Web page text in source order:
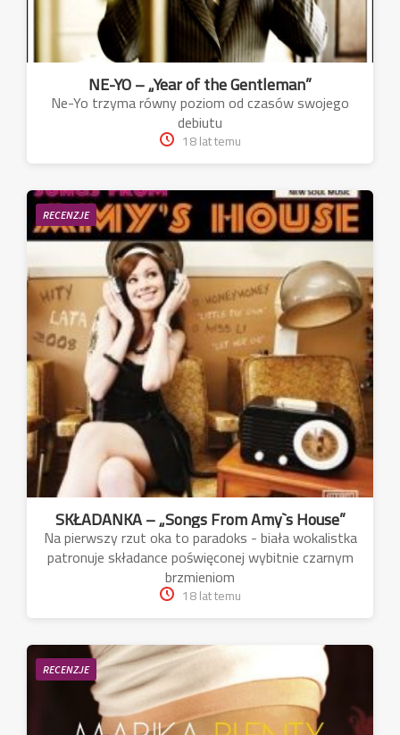
NE-YO – „Year of the Gentleman”
Ne-Yo trzyma równy poziom od czasów swojego
debiutu
18 lat temu
RECENZJE
SKŁADANKA – „Songs From Amy`s House”
Na pierwszy rzut oka to paradoks - biała wokalistka
patronuje składance poświęconej wybitnie czarnym
brzmieniom
18 lat temu
RECENZJE